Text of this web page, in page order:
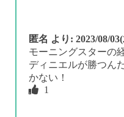
匿名 より: 2023/08/
モーニングスターの
ディニエルが勝つん
かない！
1